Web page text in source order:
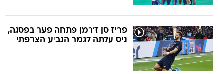
פריז סן ז'רמן פתחה פער בפסגה,
ניס עלתה לגמר הגביע הצרפתי